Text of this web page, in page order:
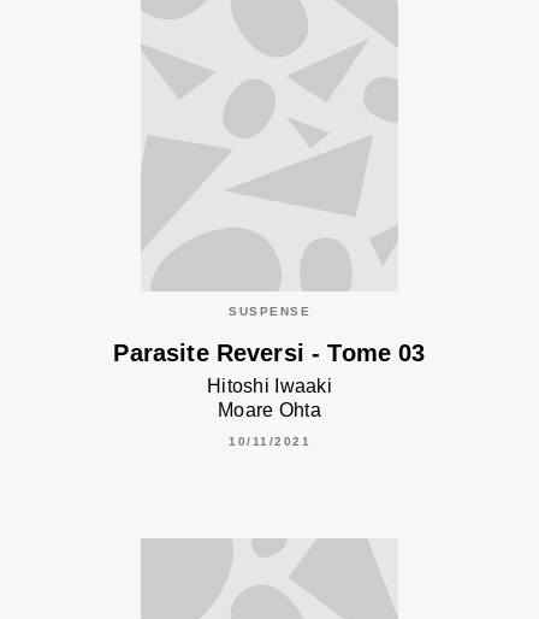
SUSPENSE
Parasite Reversi - Tome 03
Hitoshi Iwaaki
Moare Ohta
10/11/2021